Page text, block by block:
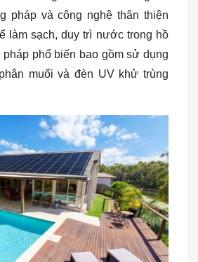
pháp và công nghệ thân thiện
làm sạch, duy trì nước trong hồ
phổ biến bao gồm sử dụng
muối và đèn UV khử trùng